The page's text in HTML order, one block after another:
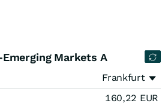
Markets A
Frankfurt
160,22 EUR